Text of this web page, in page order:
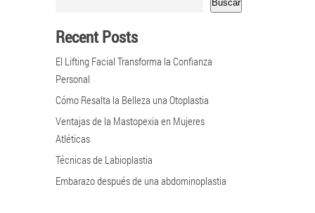
Buscar
Recent Posts
El Lifting Facial Transforma la Confianza
Personal
Cómo Resalta la Belleza una Otoplastia
Ventajas de la Mastopexia en Mujeres
Atléticas
Técnicas de Labioplastia
Embarazo después de una abdominoplastia